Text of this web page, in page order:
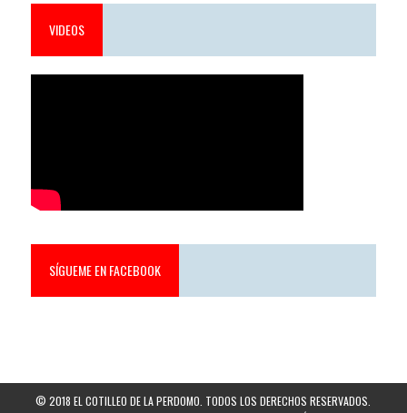
VIDEOS
SÍGUEME EN FACEBOOK
© 2018 EL COTILLEO DE LA PERDOMO. TODOS LOS DERECHOS RESERVADOS.